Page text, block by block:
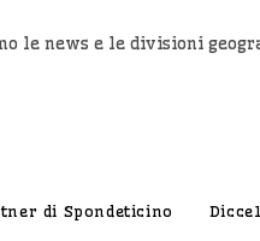
le news e le divisioni
di Spondeticino